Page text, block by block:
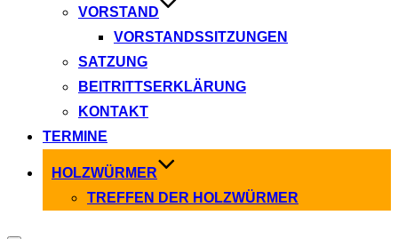
VORSTAND
VORSTANDSSITZUNGEN
SATZUNG
BEITRITTSERKLÄRUNG
KONTAKT
TERMINE
HOLZWÜRMER
TREFFEN DER HOLZWÜRMER